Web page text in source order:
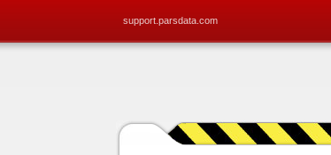
support.parsdata.com